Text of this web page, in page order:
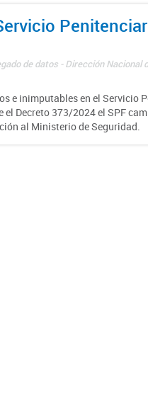
de datos - Dirección Nacional
e inimputables en el Servicio
el Decreto 373/2024 el SPF
al Ministerio de Seguridad.